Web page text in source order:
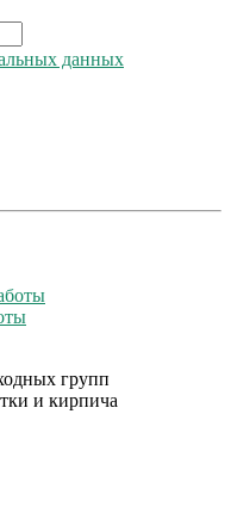
данных
групп
и кирпича